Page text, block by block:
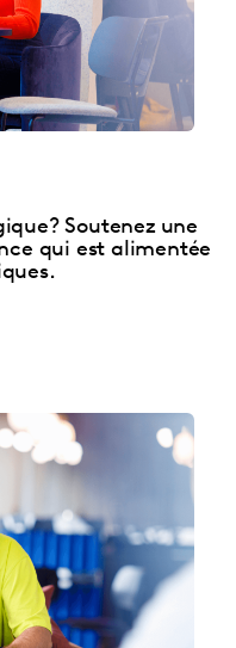
Soutenez une
qui est alimentée